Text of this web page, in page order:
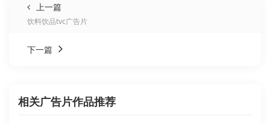
上一篇
饮料饮品tvc广告片
下一篇
相关广告片作品推荐